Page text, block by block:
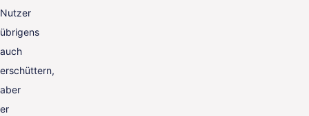
Nutzer
übrigens
auch
erschüttern,
aber
er